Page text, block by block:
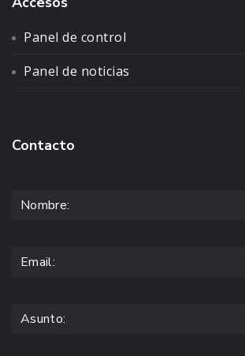
Panel de control
Panel de noticias
Contacto